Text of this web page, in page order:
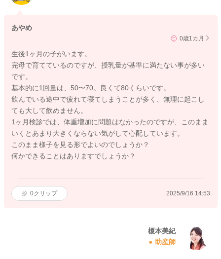
あやめ
0歳1カ月
生後1ヶ月の子がいます。
完母で育てているのですが、授乳量が基準に満たない事が多い
です。
基本的に1回量は、50〜70。良くて80くらいです。
飲んでいる途中で疲れて寝てしまうことが多く、無理に起こし
ても大して飲めません。
1ヶ月検診では、体重増加に問題はなかったのですが、このまま
いくとあまり大きくならない気がして心配しています。
このまま様子を見る形でよいのでしょうか？
何かできることはありますでしょうか？
0クリップ 2025/9/16 14:53
榎本美紀
助産師